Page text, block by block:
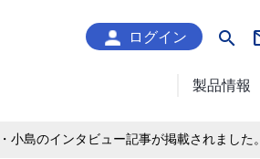
ログイン search
製品情報
島のインタビュー記事が掲載されました。